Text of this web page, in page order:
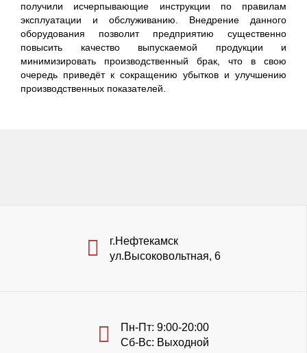
получили исчерпывающие инструкции по правилам
эксплуатации и обслуживанию. Внедрение данного
оборудования позволит предприятию существенно
повысить качество выпускаемой продукции и
минимизировать производственный брак, что в свою
очередь приведёт к сокращению убытков и улучшению
производственных показателей.
г.Нефтекамск
ул.Высоковольтная, 6
Пн-Пт: 9:00-20:00
Сб-Вс: Выходной